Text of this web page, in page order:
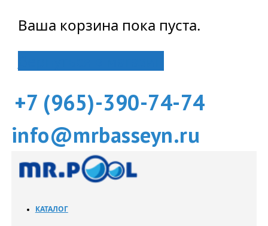
Ваша корзина пока пуста.
+7 (965)-390-74-74
info@mrbasseyn.ru
КАТАЛОГ